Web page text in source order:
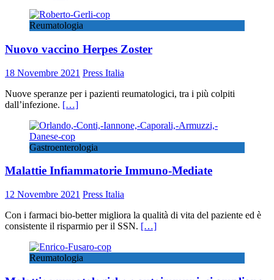
Reumatologia
Nuovo vaccino Herpes Zoster
18 Novembre 2021 Press Italia
Nuove speranze per i pazienti reumatologici, tra i più colpiti
dall’infezione. […]
Gastroenterologia
Malattie Infiammatorie Immuno-Mediate
12 Novembre 2021 Press Italia
Con i farmaci bio-better migliora la qualità di vita del paziente ed è
consistente il risparmio per il SSN. […]
Reumatologia